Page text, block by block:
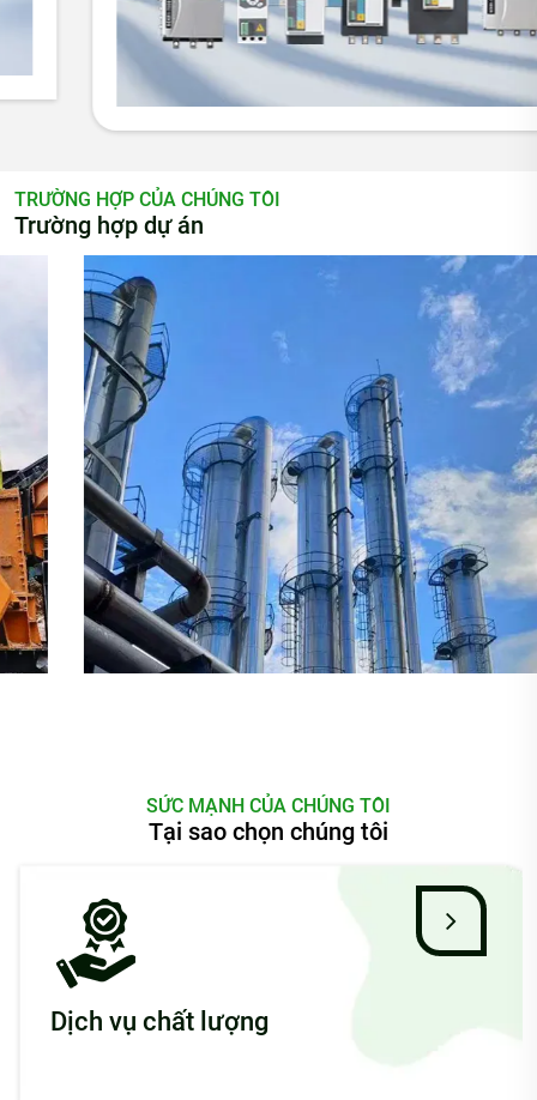
TRƯỜNG HỢP CỦA CHÚNG TÔI
Trường hợp dự án
SỨC MẠNH CỦA CHÚNG TÔI
Tại sao chọn chúng tôi
Dịch vụ chất lượng